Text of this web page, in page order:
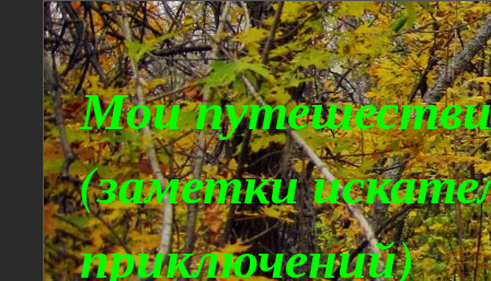
Мои
(заметки
приключений)